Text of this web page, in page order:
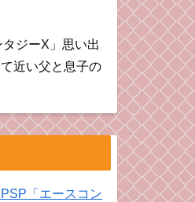
ジーX」思い出
近い父と息子の
「エースコン